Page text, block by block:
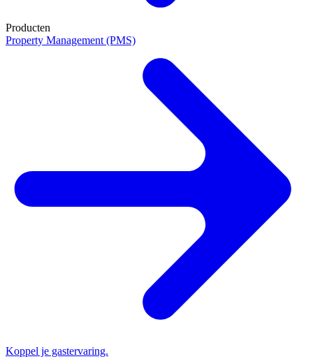
Producten
Property Management (PMS)
Koppel je gastervaring.